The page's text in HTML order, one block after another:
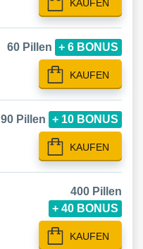
KAUFEN
60 Pillen + 6 BONUS
KAUFEN
90 Pillen + 10 BONUS
KAUFEN
400 Pillen
+ 40 BONUS
KAUFEN